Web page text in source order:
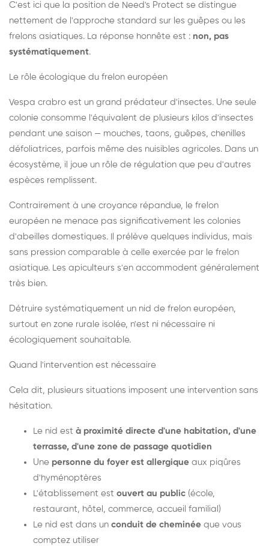
C'est ici que la position de Need's Protect se distingue
nettement de l'approche standard sur les guêpes ou les
frelons asiatiques. La réponse honnête est : non, pas
systématiquement.
Le rôle écologique du frelon européen
Vespa crabro est un grand prédateur d'insectes. Une seule
colonie consomme l'équivalent de plusieurs kilos d'insectes
pendant une saison — mouches, taons, guêpes, chenilles
défoliatrices, parfois même des nuisibles agricoles. Dans un
écosystème, il joue un rôle de régulation que peu d'autres
espèces remplissent.
Contrairement à une croyance répandue, le frelon
européen ne menace pas significativement les colonies
d'abeilles domestiques. Il prélève quelques individus, mais
sans pression comparable à celle exercée par le frelon
asiatique. Les apiculteurs s'en accommodent généralement
très bien.
Détruire systématiquement un nid de frelon européen,
surtout en zone rurale isolée, n'est ni nécessaire ni
écologiquement souhaitable.
Quand l'intervention est nécessaire
Cela dit, plusieurs situations imposent une intervention sans
hésitation.
Le nid est à proximité directe d'une habitation, d'une
terrasse, d'une zone de passage quotidien
Une personne du foyer est allergique aux piqûres
d'hyménoptères
L'établissement est ouvert au public (école,
restaurant, hôtel, commerce, accueil familial)
Le nid est dans un conduit de cheminée que vous
comptez utiliser